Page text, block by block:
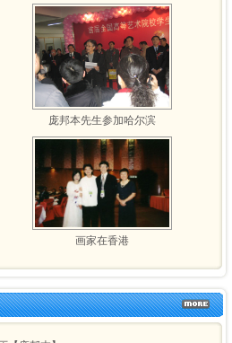
庞邦本先生参加哈尔滨
画家在香港